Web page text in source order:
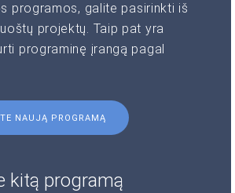
programos, galite pasirinkti iš
projektų. Taip pat yra
programinę įrangą pagal
NAUJĄ PROGRAMĄ
kitą programą